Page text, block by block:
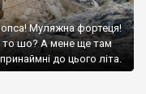
Муляжна фортеця!
то шо? А мене ще там
до цього літа.